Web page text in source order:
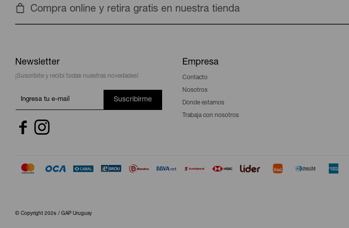
Compra online y retira gratis en nuestra tienda
Newsletter
¡Suscribite y recibí todas nuestras novedades!
Suscribirme
 
Empresa
Contacto
Nosotros
Donde estamos
Trabaja con nosotros
© Copyright 2026 / GAP Uruguay